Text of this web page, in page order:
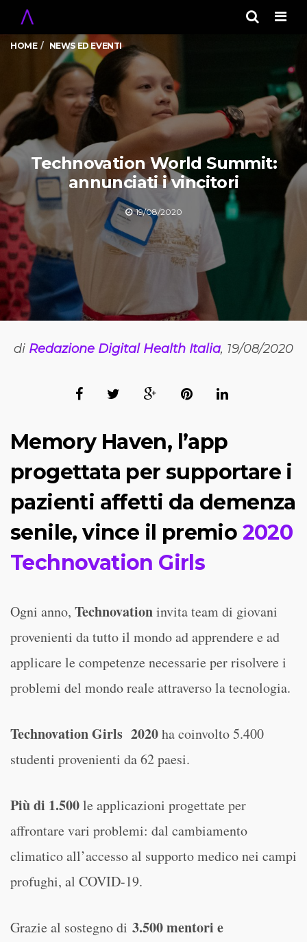
HOME NEWS ED EVENTI
Technovation World Summit:
annunciati i vincitori
19/08/2020
di Redazione Digital Health Italia, 19/08/2020
Memory Haven, l’app
progettata per supportare i
pazienti affetti da demenza
senile, vince il premio 2020
Technovation Girls
Ogni anno, Technovationinvita team di giovani
provenienti da tutto il mondo ad apprendere e ad
applicare le competenze necessarie per risolvere i
problemi del mondo reale attraverso la tecnologia.
Technovation Girls 2020ha coinvolto 5.400
studenti provenienti da 62 paesi.
Più di 1.500le applicazioni progettate per
affrontare vari problemi: dal cambiamento
climatico all’accesso al supporto medico nei campi
profughi, al COVID-19.
Grazie al sostegno di 3.500 mentori e